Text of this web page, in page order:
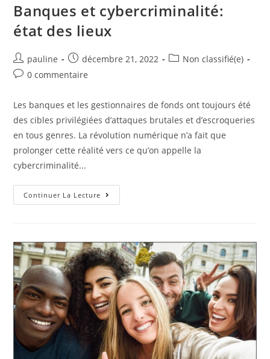
Banques et cybercriminalité:
état des lieux
pauline décembre 21, 2022
Non classifié(e)
0 commentaire
Les banques et les gestionnaires de fonds ont toujours été
des cibles privilégiées d’attaques brutales et d’escroqueries
en tous genres. La révolution numérique n’a fait que
prolonger cette réalité vers ce qu’on appelle la
cybercriminalité...
Continuer La Lecture